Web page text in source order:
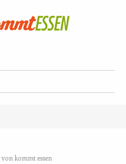
von kommt essen